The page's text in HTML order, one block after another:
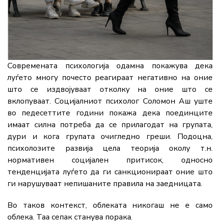
Современата психологија одамна покажува дека
луѓето многу почесто реагираат негативно на оние
што се издвојуваат отколку на оние што се
вклопуваат. Социјалниот психолог Соломон Аш уште
во педесеттите години покажа дека поединците
имаат силна потреба да се прилагодат на групата,
дури и кога групата очигледно греши. Подоцна,
психолозите развија цела теорија околу т.н.
нормативен социјален притисок, односно
тенденцијата луѓето да ги санкционираат оние што
ги нарушуваат непишаните правила на заедницата.
Во таков контекст, облеката никогаш не е само
облека. Таа сепак станува порака.